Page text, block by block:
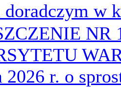
doradczym w
NR
2026 r. o